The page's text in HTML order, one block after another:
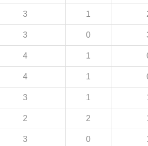
3 1
3 0
4 1
4 1
3 1
2 2
3 0